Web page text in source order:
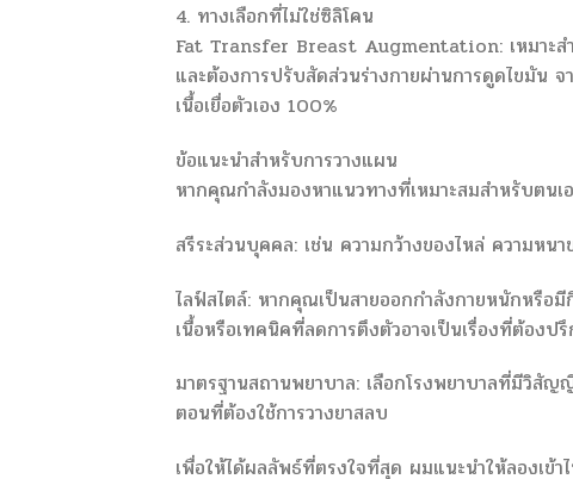
4. ทางเลือกที่ไม่ใช่ซิลิโคน
Fat Transfer Breast Augmentation: เหมาะส
และต้องการปรับสัดส่วนร่างกายผ่านการดูดไขมัน
เนื้อเยื่อตัวเอง 100%
ข้อแนะนำสำหรับการวางแผน
หากคุณกำลังมองหาแนวทางที่เหมาะสมสำหรับตน
สรีระส่วนบุคคล: เช่น ความกว้างของไหล่ ความหน
ไลฟ์สไตล์: หากคุณเป็นสายออกกำลังกายหนักหรือมี
เนื้อหรือเทคนิคที่ลดการตึงตัวอาจเป็นเรื่องที่ต้องป
มาตรฐานสถานพยาบาล: เลือกโรงพยาบาลที่มีวิสั
ตอนที่ต้องใช้การวางยาสลบ
เพื่อให้ได้ผลลัพธ์ที่ตรงใจที่สุด ผมแนะนำให้ลองเ